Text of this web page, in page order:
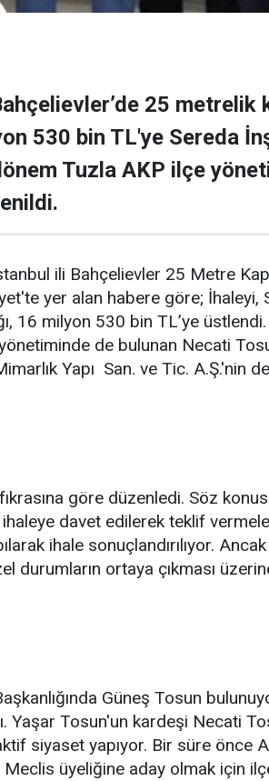
25 metrelik
530 bin TL'ye Sereda
Tuzla AKP ilçe
ili Bahçelievler 25 Metre
yer alan habere göre;
16 milyon 530 bin TL’ye
de bulunan Necati
Yapı San. ve Tic. A.Ş.'nin
göre düzenledi. Söz
davet edilerek teklif
ihale sonuçlandırılıyor.
durumların ortaya çıkması
Güneş Tosun
Tosun'un kardeşi Necati
siyaset yapıyor. Bir süre önce
üyeliğine aday olmak için